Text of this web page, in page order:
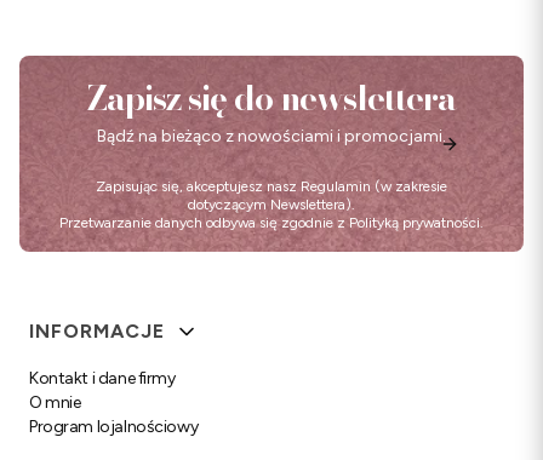
Zapisz się do newslettera
Bądź na bieżąco z nowościami i promocjami.
Zapisując się, akceptujesz nasz Regulamin (w zakresie
dotyczącym Newslettera).
Przetwarzanie danych odbywa się zgodnie z Polityką prywatności.
Linki w stopce
INFORMACJE
Kontakt i dane firmy
O mnie
Program lojalnościowy